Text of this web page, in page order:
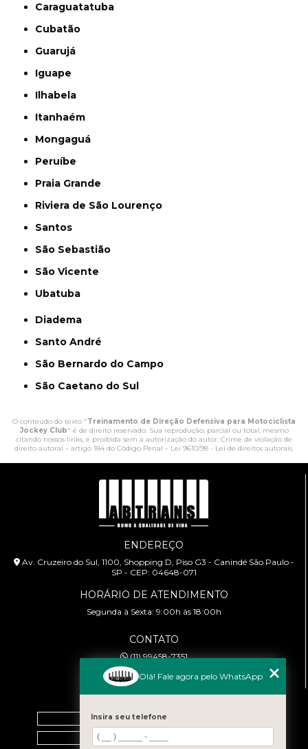
Caraguatatuba
Cubatão
Guarujá
Iguape
Ilhabela
Itanhaém
Mongaguá
Peruíbe
Praia Grande
Riviera de São Lourenço
Santos
São Sebastião
São Vicente
Ubatuba
Diadema
Santo André
São Bernardo do Campo
São Caetano do Sul
O conteúdo do texto "Treinamento de Direção Defensiva para Motociclista
Jockey Club" é de direito reservado. Sua reprodução, parcial ou total, mesmo
citando nossos links, é proibida sem a autorização do autor. Crime de violação de
direito autoral – artigo 184 do Código Penal – Lei 9610/98 - Lei de direitos autorais.
ENDEREÇO
Av. Cruzeiro do Sul, 1100, Shopping D, Piso G3 - Canindé São Paulo -
SP - CEP: 04648-071
HORÁRIO DE ATENDIMENTO
Segunda à Sexta: 9:00h às 18:00h
CONTATO
(11) 99458-7351
cursoabtrans@gmail.com
Home
Empresa
Olá! Fale agora pelo WhatsApp
Insira seu telefone